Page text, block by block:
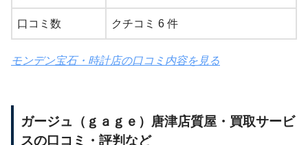
口コミ数 クチコミ 6 件
モンデン宝石・時計店の口コミ内容を見る
ガージュ（ｇａｇｅ）唐津店質屋・買取サービ
スの口コミ・評判など